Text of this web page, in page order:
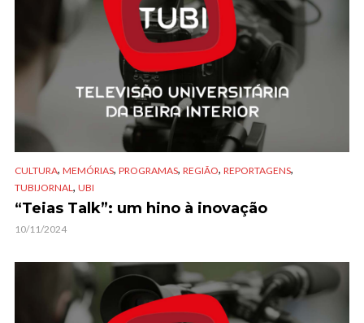
CULTURA, MEMÓRIAS, PROGRAMAS, REGIÃO, REPORTAGENS,
TUBIJORNAL, UBI
“Teias Talk”: um hino à inovação
10/11/2024